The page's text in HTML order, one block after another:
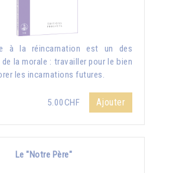
à la réincarnation est un des
la morale : travailler pour le bien
les incarnations futures.
5.00CHF Ajouter
Le "Notre Père"